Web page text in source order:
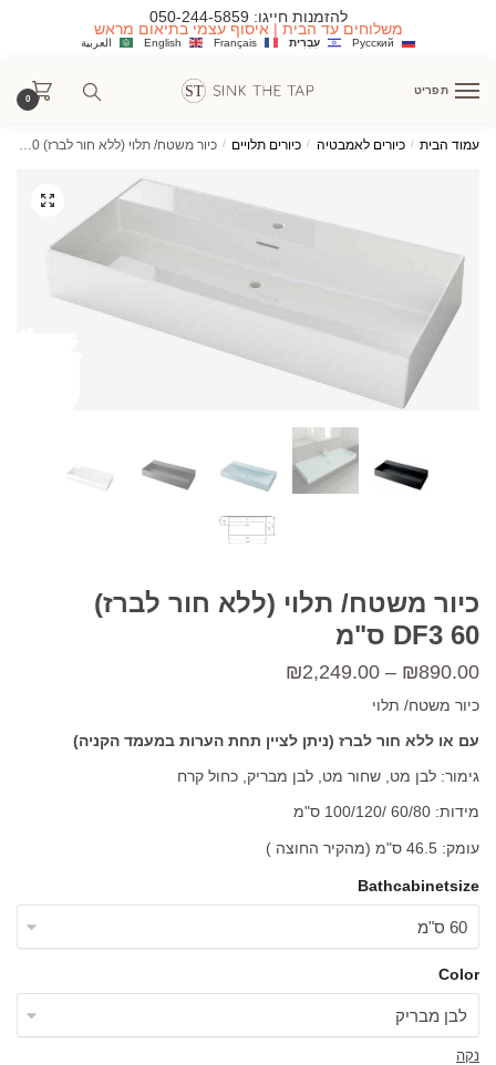
להזמנות חייגו: 050-244-5859
משלוחים עד הבית | איסוף עצמי בתיאום מראש
العربية English Français עִבְרִית Русский
תפריט
0
עמוד הבית / כיורים לאמבטיה / כיורים תלויים / כיור משטח/ תלוי (ללא חור לברז) DF3 60 ס"מ
כיור משטח/ תלוי (ללא חור לברז)
DF3 60 ס"מ
₪890.00
–
₪2,249.00
כיור משטח/ תלוי
עם או ללא חור לברז (ניתן לציין תחת הערות במעמד הקניה)
גימור: לבן מט, שחור מט, לבן מבריק, כחול קרח
מידות: 60/80 /100/120 ס"מ
עומק: 46.5 ס"מ (מהקיר החוצה )
Bathcabinetsize
Color
נקה